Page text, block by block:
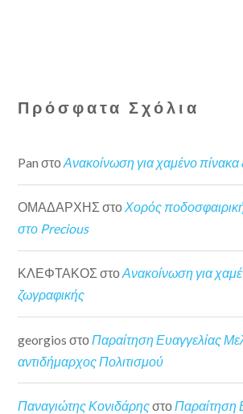
Πρόσφατα Σχόλια
Pan στοΑνακοίνωση για χαμένο πίνακα
ΟΜΑΔΑΡΧΗΣ στοΧορός
στο Precious
ΚΛΕΦΤΑΚΟΣ στοΑνακοίνωση για
ζωγραφικής
georgios στο Παραίτηση Ευαγγελίας
αντιδήμαρχος Πολιτισμού
Παναγιώτης Κονιδάρηςστο Παραίτηση